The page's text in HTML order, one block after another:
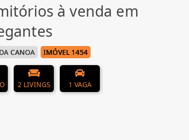
à venda em
CANOA IMÓVEL 1454
2 LIVINGS 1 VAGA